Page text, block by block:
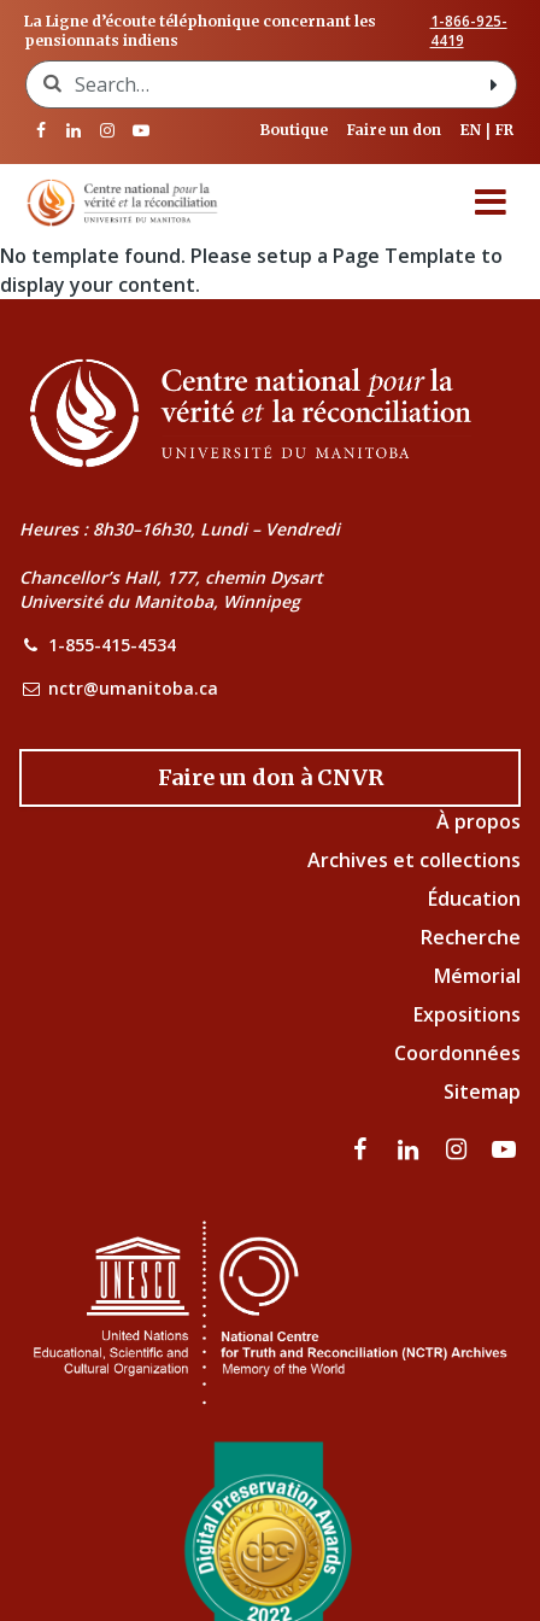
La Ligne d’écoute téléphonique concernant les
pensionnats indiens
1-866-925-
4419
Search for:
Boutique Faire un don EN FR
No template found. Please setup a Page Template to
display your content.
Heures : 8h30–16h30, Lundi – Vendredi
Chancellor’s Hall, 177, chemin Dysart
Université du Manitoba, Winnipeg
1-855-415-4534
nctr@umanitoba.ca
Faire un don à CNVR
À propos
Archives et collections
Éducation
Recherche
Mémorial
Expositions
Coordonnées
Sitemap